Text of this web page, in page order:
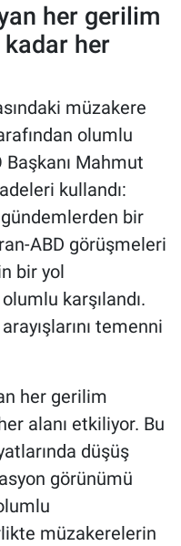
her gerilim
kadar her
müzakere
olumlu
Başkanı Mahmut
kullandı:
bir
ABD görüşmeleri
bir yol
karşılandı.
temenni
her gerilim
alanı etkiliyor. Bu
düşüş
görünümü
müzakerelerin